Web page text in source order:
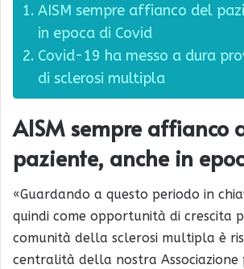
AISM sempre affianco del
in epoca di Covid
Covid-19 ha messo a dura
di sclerosi multipla
AISM sempre affianco
paziente, anche in
«Guardando a questo periodo in
quindi come opportunità di crescita
comunità della sclerosi multipla è
centralità della nostra